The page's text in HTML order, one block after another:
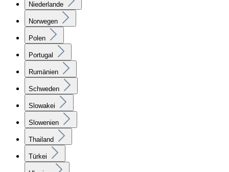
Niederlande
Norwegen
Polen
Portugal
Rumänien
Schweden
Slowakei
Slowenien
Thailand
Türkei